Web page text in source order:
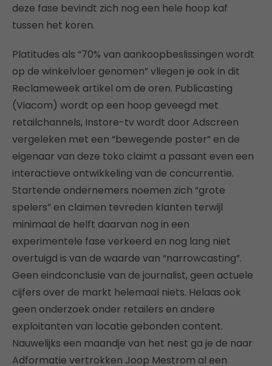
deze fase bevindt zich nog een hele hoop kaf
tussen het koren.
Platitudes als “70% van aankoopbeslissingen wordt
op de winkelvloer genomen” vliegen je ook in dit
Reclameweek artikel om de oren. Publicasting
(Viacom) wordt op een hoop geveegd met
retailchannels, Instore-tv wordt door Adscreen
vergeleken met een “bewegende poster” en de
eigenaar van deze toko claimt a passant even een
interactieve ontwikkeling van de concurrentie.
Startende ondernemers noemen zich “grote
spelers” en claimen tevreden klanten terwijl
minimaal de helft daarvan nog in een
experimentele fase verkeerd en nog lang niet
overtuigd is van de waarde van “narrowcasting”.
Geen eindconclusie van de journalist, geen actuele
cijfers over de markt helemaal niets. Helaas ook
geen onderzoek onder retailers en andere
exploitanten van locatie gebonden content.
Nauwelijks een maandje van het nest ga je de naar
Adformatie vertrokken Joop Mestrom al een